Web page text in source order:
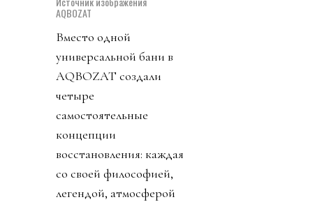
AQBOZAT
Вместо одной
универсальной бани в
AQBOZAT создали
четыре
самостоятельные
концепции
восстановления: каждая
со своей философией,
легендой, атмосферой